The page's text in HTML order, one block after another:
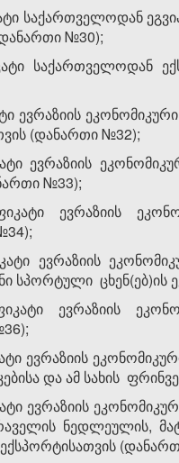
საქართველოდან
№30);
საქართველოდან
ევრაზიის
(დანართი №32);
ევრაზიის
№33);
ევრაზიის
ევრაზიის
სპორტული
ევრაზიის
ევრაზიის
და ამ სახის
ევრაზიის
ნედლეულის,